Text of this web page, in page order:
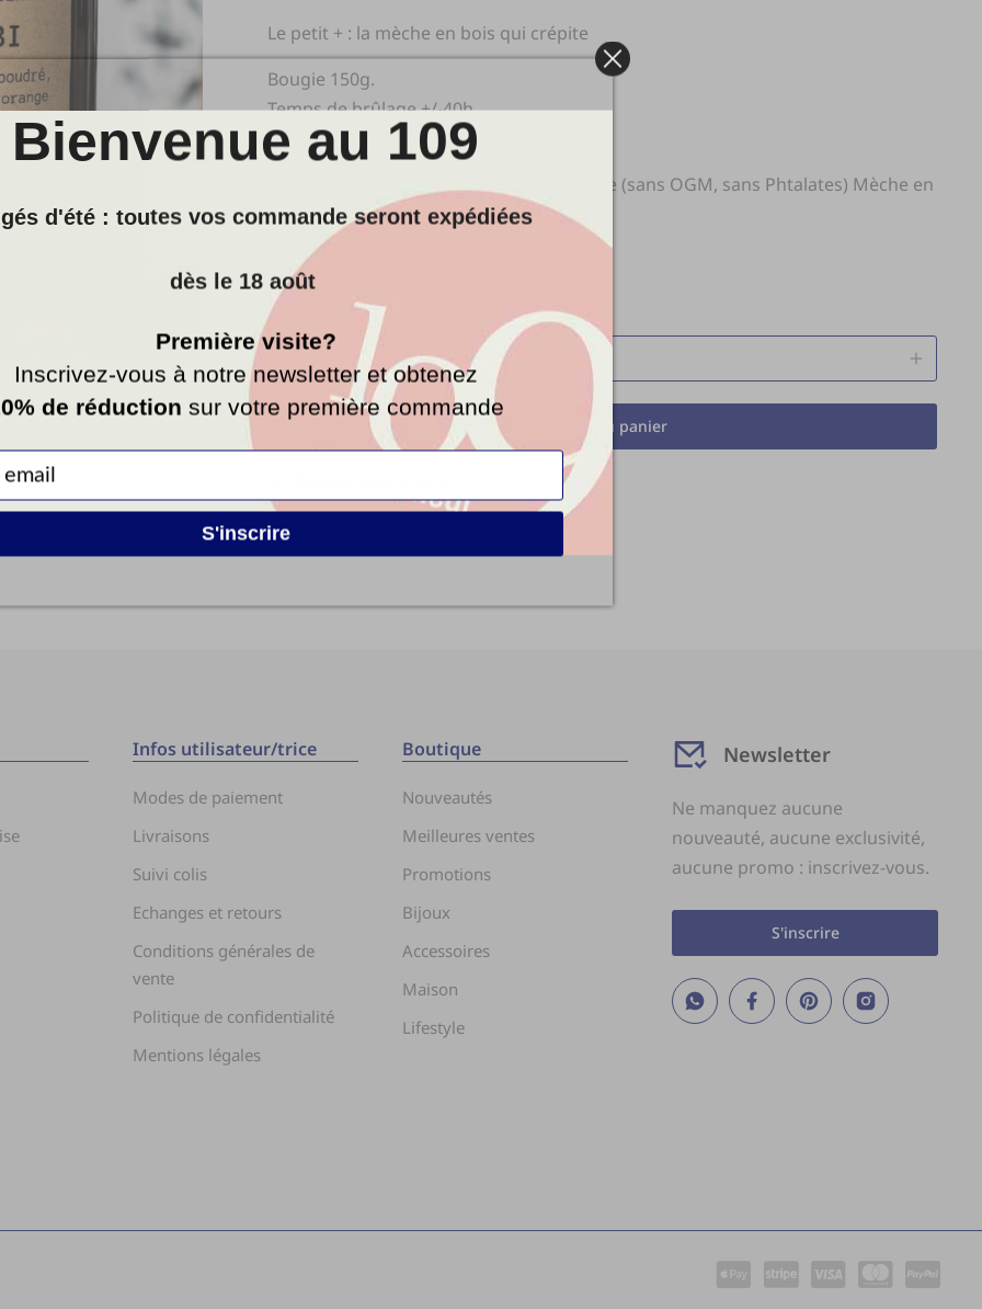
Le petit + : la mèche en bois qui crépite
Bougie 150g.
Temps de brûlage +/-40h
h=55mm, d=70mm
Composition Cire de soja éco-responsable (sans OGM, sans Phtalates) Mèche en
bois naturelle
Fabriquée en Bretagne
Ajouter au panier
Infos utilisateur/trice
Modes de paiement
Livraisons
Suivi colis
Echanges et retours
Conditions générales de
vente
Politique de confidentialité
Mentions légales
Boutique
Nouveautés
Meilleures ventes
Promotions
Bijoux
Accessoires
Maison
Lifestyle
Newsletter
Ne manquez aucune
nouveauté, aucune exclusivité,
aucune promo : inscrivez-vous.
S'inscrire
Bienvenue au 109
d'été : toutes vos commande seront expédiées
dès le 18 août
Première visite?
Inscrivez-vous à notre newsletter et obtenez
de réduction sur votre première commande
S'inscrire